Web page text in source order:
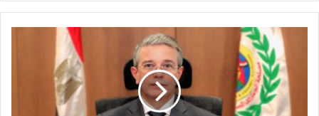
«أموي»
أسئلة
المتعاملين